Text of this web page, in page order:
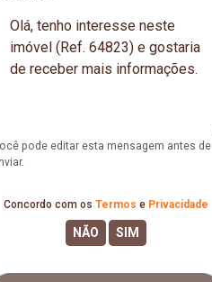
pode editar esta mensagem antes de
Concordo com os Termos e Privacidade